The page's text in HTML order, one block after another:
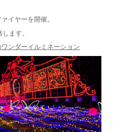
イヤーを開催。
ます。
ワンダーイルミネーション